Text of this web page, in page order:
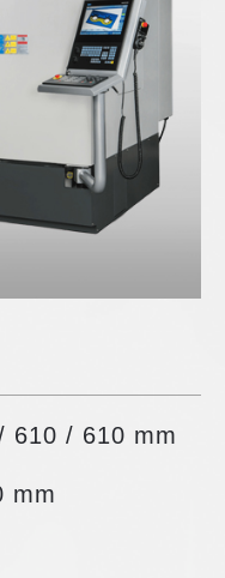
610 / 610 mm
mm